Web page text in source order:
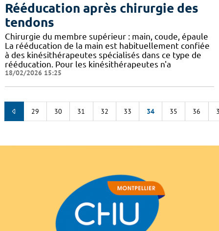
Rééducation après chirurgie des
tendons
Chirurgie du membre supérieur : main, coude, épaule
La rééducation de la main est habituellement confiée
à des kinésithérapeutes spécialisés dans ce type de
rééducation. Pour les kinésithérapeutes n'a
18/02/2026 15:25
29 30 31 32 33 34 35 36